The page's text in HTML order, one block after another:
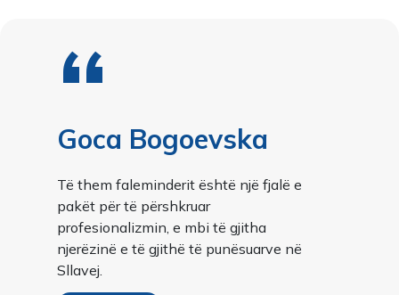
“
Goca Bogoevska
Të them faleminderit është një fjalë e
pakët për të përshkruar
profesionalizmin, e mbi të gjitha
njerëzinë e të gjithë të punësuarve në
Sllavej.